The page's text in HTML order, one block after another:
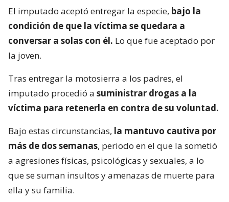
El imputado aceptó entregar la especie, bajo la
condición de que la víctima se quedara a
conversar a solas con él. Lo que fue aceptado por
la joven.
Tras entregar la motosierra a los padres, el
imputado procedió a suministrar drogas a la
víctima para retenerla en contra de su voluntad.
Bajo estas circunstancias, la mantuvo cautiva por
más de dos semanas, periodo en el que la sometió
a agresiones físicas, psicológicas y sexuales, a lo
que se suman insultos y amenazas de muerte para
ella y su familia.